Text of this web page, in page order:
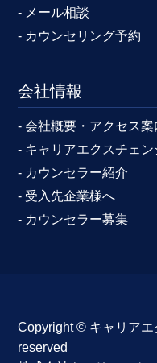
- メール相談
- カウンセリング予約
会社情報
- 会社概要・アクセス案
- キャリアエクスチェン
- カウンセラー紹介
- 受入先企業様へ
- カウンセラー募集
Copyright ©︎ キャリア
reserved